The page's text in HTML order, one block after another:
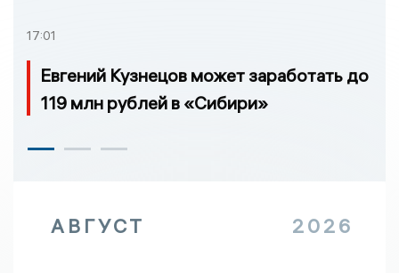
17:01
Евгений Кузнецов может заработать до
119 млн рублей в «Сибири»
АВГУСТ 2026